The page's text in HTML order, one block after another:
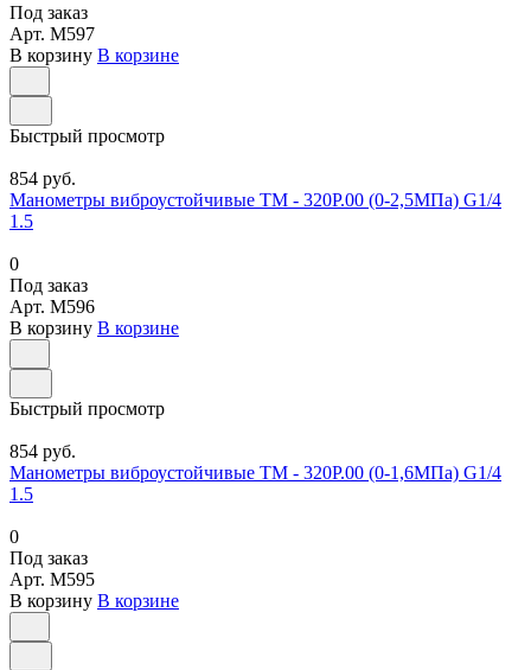
Под заказ
Арт. M597
В корзину В корзине
Быстрый просмотр
854 руб.
Манометры виброустойчивые ТМ - 320Р.00 (0-2,5МПа) G1/4
1.5
0
Под заказ
Арт. M596
В корзину В корзине
Быстрый просмотр
854 руб.
Манометры виброустойчивые ТМ - 320Р.00 (0-1,6МПа) G1/4
1.5
0
Под заказ
Арт. M595
В корзину В корзине